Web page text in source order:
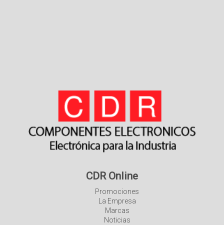
CDR Online
Promociones
La Empresa
Marcas
Noticias